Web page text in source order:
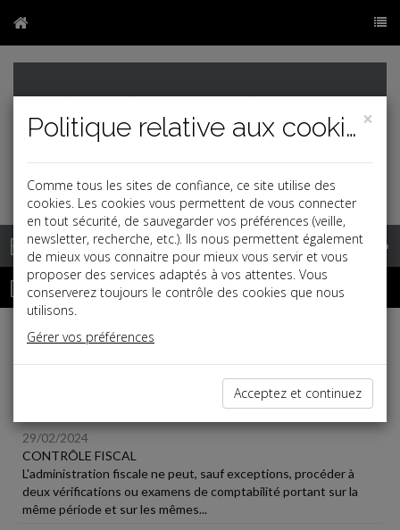
Base documentaire
Dépêches
Liste des dernières dépêches
29/02/2024
CONTRÔLE FISCAL
L'administration fiscale ne peut, sauf exceptions, procéder à
deux vérifications ou examens de comptabilité portant sur la
même période et sur les mêmes...
×
Politique relative aux cookies
Comme tous les sites de confiance, ce site utilise des
cookies. Les cookies vous permettent de vous connecter
en tout sécurité, de sauvegarder vos préférences (veille,
newsletter, recherche, etc.). Ils nous permettent également
de mieux vous connaitre pour mieux vous servir et vous
proposer des services adaptés à vos attentes. Vous
conserverez toujours le contrôle des cookies que nous
utilisons.
Gérer vos préférences
Acceptez et continuez